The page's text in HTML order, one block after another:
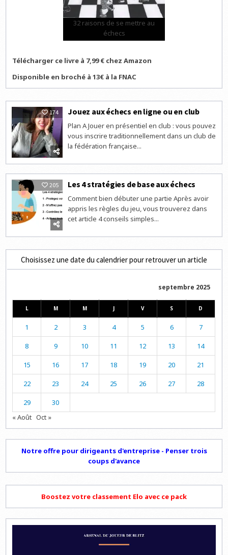
32 raisons de se mettre au
échecs
Télécharger ce livre à 7,99 € chez Amazon
Disponible en broché à 13€ à la FNAC
174 Jouez aux échecs en ligne ou en club
Plan A Jouer en présentiel en club : vous pouvez
vous inscrire traditionnellement dans un club de
la fédération française...
205 Les 4 stratégies de base aux échecs
Comment bien débuter une partie Après avoir
appris les règles du jeu, vous trouverez dans
cet article 4 conseils simples...
Choisissez une date du calendrier pour retrouver un article
septembre 2025
L M M J V S D
1 2 3 4 5 6 7
8 9 10 11 12 13 14
15 16 17 18 19 20 21
22 23 24 25 26 27 28
29
30
« Août Oct »
Notre offre pour dirigeants d'entreprise - Penser trois
coups d'avance
Boostez votre classement Elo avec ce pack